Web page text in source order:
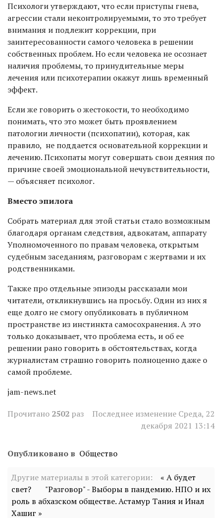
Психологи утверждают, что если приступы гнева,
агрессии стали неконтролируемыми, то это требует
внимания и подлежит коррекции, при
заинтересованности самого человека в решении
собственных проблем. Но если человека не осознает
наличия проблемы, то принудительные меры
лечения или психотерапии окажут лишь временный
эффект.
Если же говорить о жестокости, то необходимо
понимать, что это может быть проявлением
патологии личности (психопатии), которая, как
правило, не поддается основательной коррекции и
лечению. Психопаты могут совершать свои деяния по
причине своей эмоциональной нечувствительности,
— объясняет психолог.
Вместо эпилога
Собрать материал для этой статьи стало возможным
благодаря органам следствия, адвокатам, аппарату
Уполномоченного по правам человека, открытым
судебным заседаниям, разговорам с жертвами и их
родственниками.
Также про отдельные эпизоды рассказали мои
читатели, откликнувшись на просьбу. Один из них я
еще долго не смогу опубликовать в публичном
пространстве из инстинкта самосохранения. А это
только доказывает, что проблема есть, и об ее
решении рано говорить в обстоятельствах, когда
журналистам страшно говорить полноценно даже о
самой проблеме.
jam-news.net
Прочитано 2502 раз
Последнее изменение Среда, 22
декабря 2021 13:14
Опубликовано в Общество
Другие материалы в этой категории:
« А будет
свет?
"Разговор" - Выборы в пандемию. НПО и их
роль в абхазском обществе. Астамур Тания и Инал
Хашиг »